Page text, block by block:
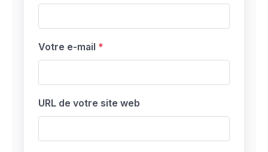
Votre e-mail
URL de votre site web